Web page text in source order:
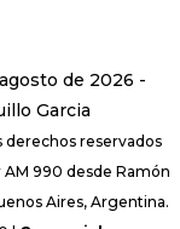
de 2026 -
Garcia
derechos reservados
990 desde Ramón
Aires, Argentina.